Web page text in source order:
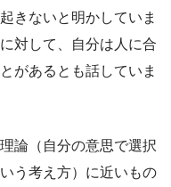
きないと明かしていま
対して、自分は人に合
があるとも話していま
論（自分の意思で選択
う考え方）に近いもの